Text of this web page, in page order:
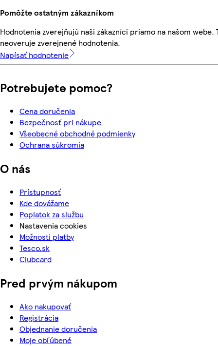
Pomôžte ostatným zákazníkom
Hodnotenia zverejňujú naši zákazníci priamo na našom webe.
neoveruje zverejnené hodnotenia.
Napísať hodnotenie
Potrebujete pomoc?
Cena doručenia
Bezpečnosť pri nákupe
Všeobecné obchodné podmienky
Ochrana súkromia
O nás
Prístupnosť
Kde dovážame
Poplatok za službu
Nastavenia cookies
Možnosti platby
Tesco.sk
Clubcard
Pred prvým nákupom
Ako nakupovať
Registrácia
Objednanie doručenia
Moje obľúbené